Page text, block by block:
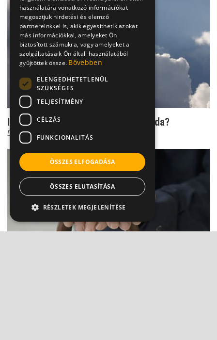
Időjós ízületek: valóság vagy legenda?
Dr. Boross György
használatára vonatkozó információkat
megosztjuk hirdetési és elemző
partnereinkkel is, akik egyesíthetik azokat
más információkkal, amelyeket Ön
biztosított számukra, vagy amelyeket a
szolgáltatásaik Ön általi használatából
gyűjtöttek össze. Bővebben
ELENGEDHETETLENÜL
SZÜKSÉGES
TELJESÍTMÉNY
CÉLZÁS
FUNKCIONALITÁS
ÖSSZES ELFOGADÁSA
ÖSSZES ELUTASÍTÁSA
RÉSZLETEK MEGJELENÍTÉSE